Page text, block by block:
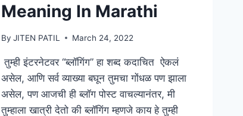
Meaning In Marathi
By JITEN PATIL March 24, 2022
तुम्ही इंटरनेटवर “ब्लॉगिंग” हा शब्द कदाचित ऐकलं
असेल, आणि सर्व व्याख्या बघून तुमचा गोंधळ पण झाला
असेल, पण आजची ही ब्लॉग पोस्ट वाचल्यानंतर, मी
तुम्हाला खात्री देतो की ब्लॉगिंग म्हणजे काय हे तुम्ही